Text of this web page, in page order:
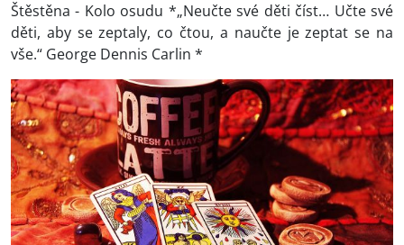
Štěstěna - Kolo osudu *„Neučte své děti číst… Učte své
děti, aby se zeptaly, co čtou, a naučte je zeptat se na
vše.“ George Dennis Carlin *